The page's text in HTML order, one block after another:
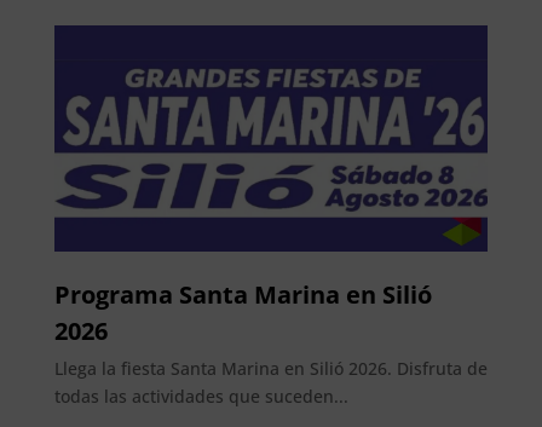
Programa Santa Marina en Silió
2026
Llega la fiesta Santa Marina en Silió 2026. Disfruta de
todas las actividades que suceden...